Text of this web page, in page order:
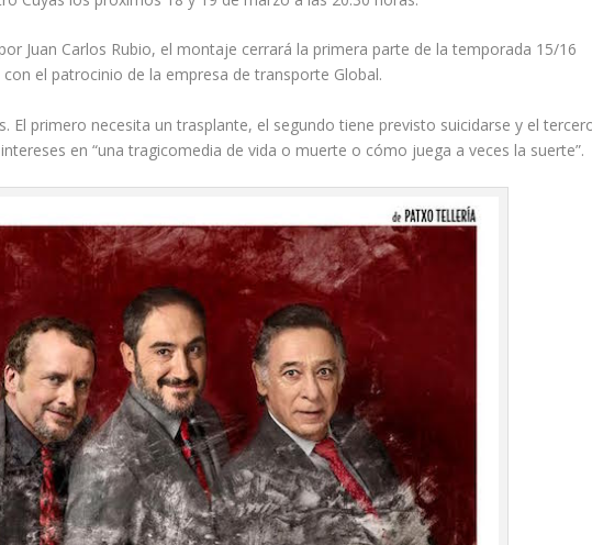
Juan Carlos Rubio, el montaje cerrará la primera parte de la temporada 15/16
el patrocinio de la empresa de transporte Global.
El primero necesita un trasplante, el segundo tiene previsto suicidarse y el
en “una tragicomedia de vida o muerte o cómo juega a veces la suerte”.